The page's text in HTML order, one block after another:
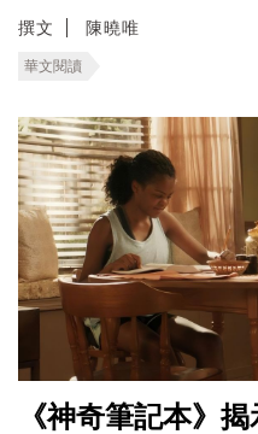
撰文 陳曉唯
華文閱讀
《神奇筆記本》